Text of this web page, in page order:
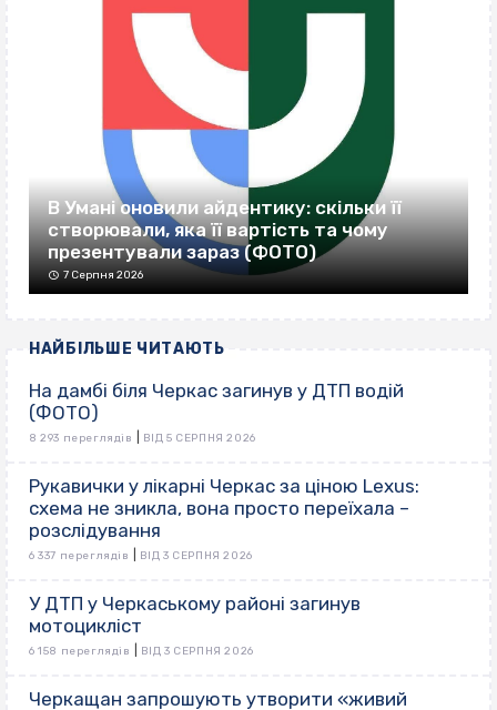
В Умані оновили айдентику: скільки її
створювали, яка її вартість та чому
презентували зараз (ФОТО)
7 Серпня 2026
НАЙБІЛЬШЕ ЧИТАЮТЬ
На дамбі біля Черкас загинув у ДТП водій
(ФОТО)
8 293 переглядів ВІД 5 СЕРПНЯ 2026
Рукавички у лікарні Черкас за ціною Lexus:
схема не зникла, вона просто переїхала –
розслідування
6 337 переглядів ВІД 3 СЕРПНЯ 2026
У ДТП у Черкаському районі загинув
мотоцикліст
6 158 переглядів ВІД 3 СЕРПНЯ 2026
Черкащан запрошують утворити «живий